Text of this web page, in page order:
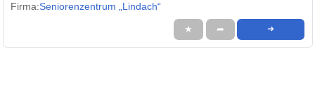
Firma:Seniorenzentrum „Lindach“
★ ➦ ➜